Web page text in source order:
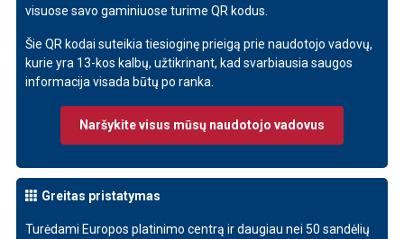
visuose savo gaminiuose turime QR kodus.
Šie QR kodai suteikia tiesioginę prieigą prie naudotojo vadovų,
kurie yra 13-kos kalbų, užtikrinant, kad svarbiausia saugos
informacija visada būtų po ranka.
Naršykite visus mūsų naudotojo vadovus
Greitas pristatymas
Turėdami Europos platinimo centrą ir daugiau nei 50 sandėlių